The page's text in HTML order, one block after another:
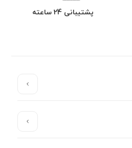
پشتیبانی 24 ساعته